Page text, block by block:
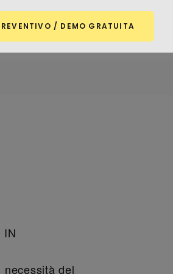
/ DEMO GRATUITA
IN
del